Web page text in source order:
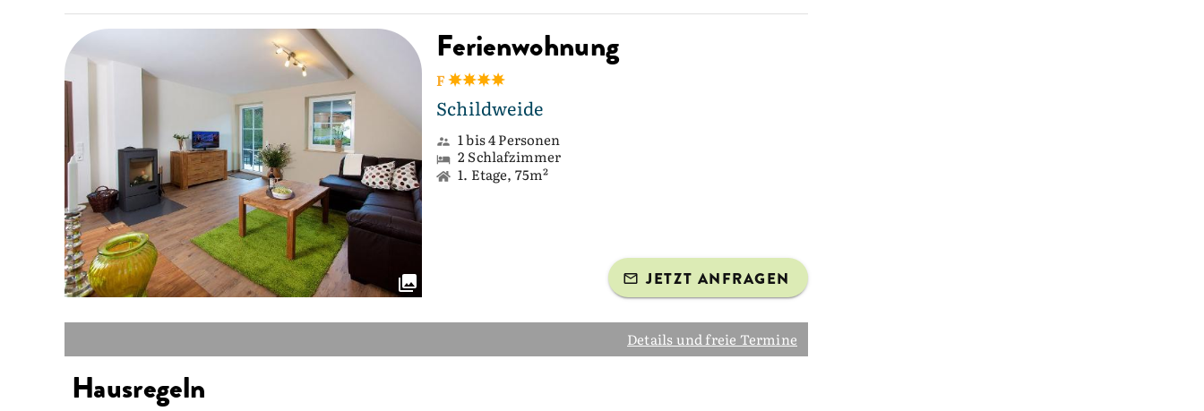
Ferienwohnung
F
Schildweide
1 bis 4 Personen
2 Schlafzimmer
1. Etage, 75m²
JETZT ANFRAGEN
Details und freie Termine
Hausregeln